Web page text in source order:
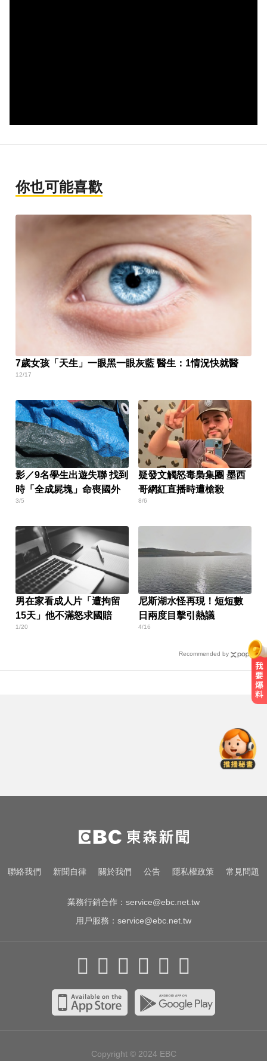
你也可能喜歡
7歲女孩「天生」一眼黑一眼灰藍 醫生：1情況快就醫
12/17
影／9名學生出遊失聯 找到
時「全成屍塊」命喪國外
3/5
疑發文觸怒毒梟集團 墨西
哥網紅直播時遭槍殺
8/6
男在家看成人片「遭拘留
15天」他不滿怒求國賠
1/20
尼斯湖水怪再現！短短數
日兩度目擊引熱議
4/16
Recommended by
德喊：此時不生待何時
出國回台發燒狂拉！男竟罹傷寒 醫
示警：恐爆敗血症
愛玩車／無聲超跑失寵 瑪莎拉蒂將
聯絡我們 新聞自律 關於我們 公告 隱私權政策 常見問題
業務行銷合作： service@ebc.net.tw
用戶服務： service@ebc.net.tw
Copyright © 2024 EBC